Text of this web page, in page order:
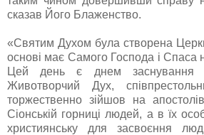
сказав Його Блаженство.
«Святим Духом була створена
основі має Самого Господа і Спаса
Цей день є днем заснування
Животворчий Дух,
торжественно зійшов на
Сіонській горниці людей, а в їх
християнську для засвоєння